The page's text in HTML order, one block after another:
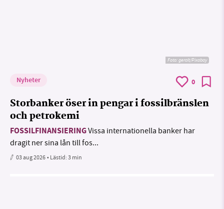
Foto:geralt/Pixabay
Nyheter 0
Storbanker öser in pengar i fossilbränslen
och petrokemi
FOSSILFINANSIERINGVissa internationella banker har
dragit ner sina lån till fos...
03 aug 2026• Lästid:3 min